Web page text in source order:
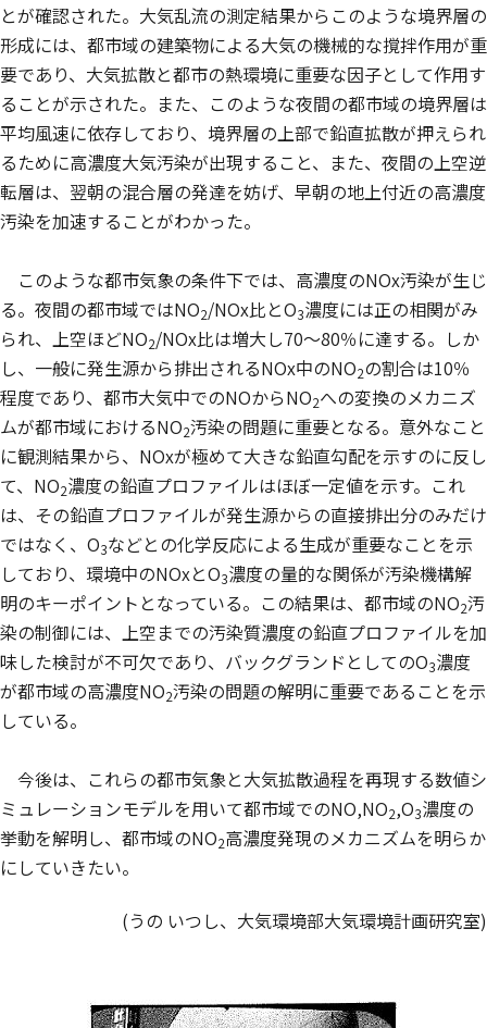
とが確認された。大気乱流の測定結果からこのような境界層の
形成には、都市域の建築物による大気の機械的な撹拌作用が重
要であり、大気拡散と都市の熱環境に重要な因子として作用す
ることが示された。また、このような夜間の都市域の境界層は
平均風速に依存しており、境界層の上部で鉛直拡散が押えられ
るために高濃度大気汚染が出現すること、また、夜間の上空逆
転層は、翌朝の混合層の発達を妨げ、早朝の地上付近の高濃度
汚染を加速することがわかった。
このような都市気象の条件下では、高濃度のNOx汚染が生じ
る。夜間の都市域ではNO2/NOx比とO3濃度には正の相関がみ
られ、上空ほどNO2/NOx比は増大し70〜80％に達する。しか
し、一般に発生源から排出されるNOx中のNO2の割合は10％
程度であり、都市大気中でのNOからNO2への変換のメカニズ
ムが都市域におけるNO2汚染の問題に重要となる。意外なこと
に観測結果から、NOxが極めて大きな鉛直勾配を示すのに反し
て、NO2濃度の鉛直プロファイルはほぼ一定値を示す。これ
は、その鉛直プロファイルが発生源からの直接排出分のみだけ
ではなく、O3などとの化学反応による生成が重要なことを示
しており、環境中のNOxとO3濃度の量的な関係が汚染機構解
明のキーポイントとなっている。この結果は、都市域のNO2汚
染の制御には、上空までの汚染質濃度の鉛直プロファイルを加
味した検討が不可欠であり、バックグランドとしてのO3濃度
が都市域の高濃度NO2汚染の問題の解明に重要であることを示
している。
今後は、これらの都市気象と大気拡散過程を再現する数値シ
ミュレーションモデルを用いて都市域でのNO,NO2,O3濃度の
挙動を解明し、都市域のNO2高濃度発現のメカニズムを明らか
にしていきたい。
(うの いつし、大気環境部大気環境計画研究室)